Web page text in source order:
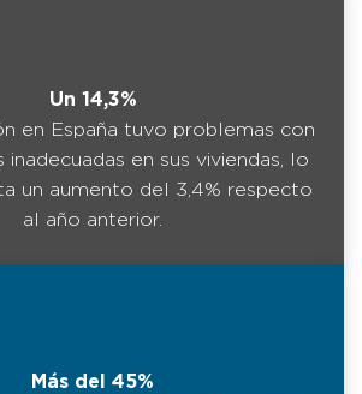
Un 14,3%
en España tuvo problemas con
en sus viviendas, lo
un aumento del 3,4% respecto
al año anterior.
Más del 45%